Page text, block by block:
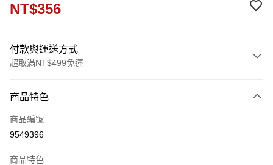
NT$356
付款與運送方式
超取滿NT$499免運
信用卡一次付款
ATM付款
運送方式
商品特色
商品編號
9549396
商品特色